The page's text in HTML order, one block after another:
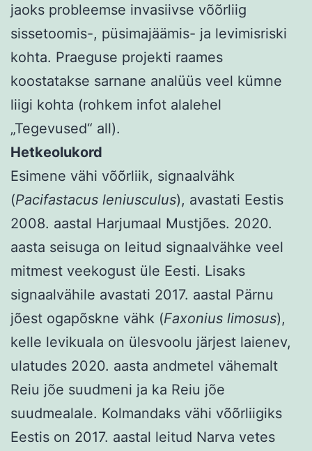
jaoks probleemse invasiivse võõrliig
sissetoomis-, püsimajäämis- ja levimisriski
kohta. Praeguse projekti raames
koostatakse sarnane analüüs veel kümne
liigi kohta (rohkem infot alalehel
„Tegevused“ all).
Hetkeolukord
Esimene vähi võõrliik, signaalvähk
(Pacifastacus leniusculus), avastati Eestis
2008. aastal Harjumaal Mustjões. 2020.
aasta seisuga on leitud signaalvähke veel
mitmest veekogust üle Eesti. Lisaks
signaalvähile avastati 2017. aastal Pärnu
jõest ogapõskne vähk (Faxonius limosus),
kelle levikuala on ülesvoolu järjest laienev,
ulatudes 2020. aasta andmetel vähemalt
Reiu jõe suudmeni ja ka Reiu jõe
suudmealale. Kolmandaks vähi võõrliigiks
Eestis on 2017. aastal leitud Narva vetes